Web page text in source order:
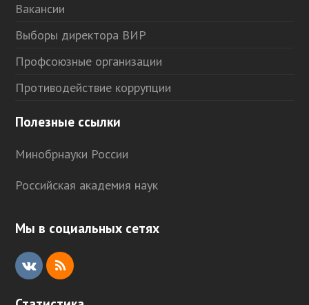
Вакансии
Выборы директора ВИР
Профсоюзные организации
Противодействие коррупции
Полезные ссылки
Минобрнауки России
Российская академия наук
Мы в социальных сетях
V
R